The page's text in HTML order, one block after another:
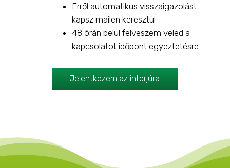
Erről automatikus visszaigazolást
kapsz mailen keresztül
48 órán belül felveszem veled a
kapcsolatot időpont egyeztetésre
Jelentkezem az interjúra